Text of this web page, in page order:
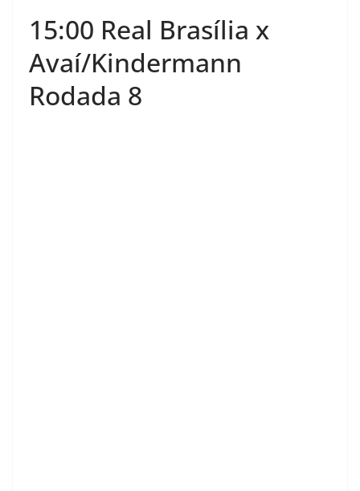
15:00 Real Brasília x
Avaí/Kindermann
Rodada 8